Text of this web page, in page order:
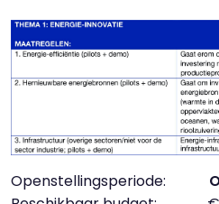
Openstellingsperiode: